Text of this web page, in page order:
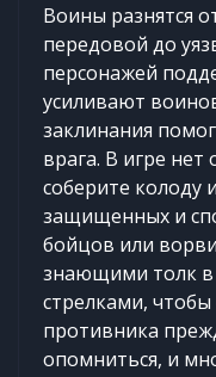
Воины разнятся
передовой до
персонажей
усиливают
заклинания
врага. В игре
соберите
защищенных и
бойцов или
знающими толк
стрелками,
противника
опомниться, и